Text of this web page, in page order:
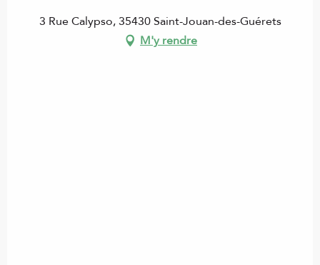
3 Rue Calypso, 35430 Saint-Jouan-des-Guérets
M'y rendre